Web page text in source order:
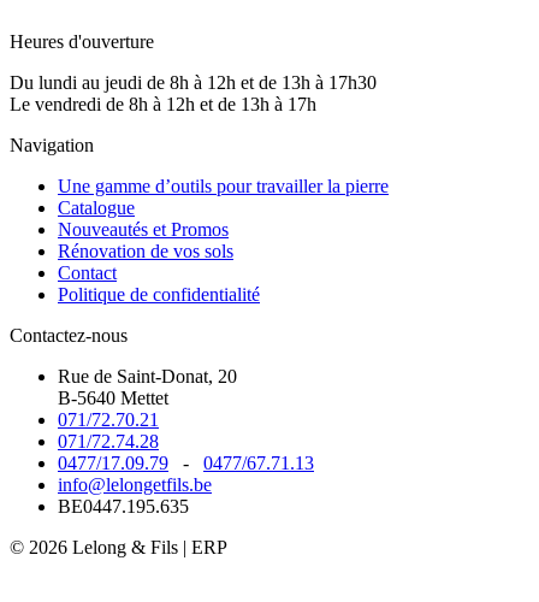
Heures d'ouverture
Du lundi au jeudi de 8h à 12h et de 13h à 17h30
Le vendredi de 8h à 12h et de 13h à 17h
Navigation
Une gamme d’outils pour travailler la pierre
Catalogue
Nouveautés et Promos
Rénovation de vos sols
Contact
Politique de confidentialité
Contactez-nous
Rue de Saint-Donat, 20
B-5640 Mettet
071/72.70.21
071/72.74.28
0477/17.09.79 - 0477/67.71.13
info@lelongetfils.be
BE0447.195.635
© 2026 Lelong & Fils | ERP